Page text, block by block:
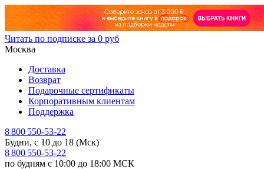
Читать по подписке за 0 руб
Москва
Доставка
Возврат
Подарочные сертификаты
Корпоративным клиентам
Поддержка
8 800 550-53-22
Будни, с 10 до 18 (Мск)
8 800 550-53-22
по будням с 10:00 до 18:00 МСК